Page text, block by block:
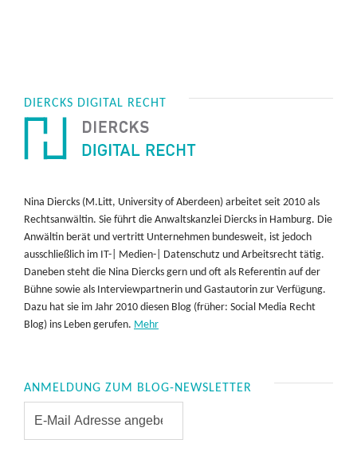
DIERCKS DIGITAL RECHT
Nina Diercks (M.Litt, University of Aberdeen) arbeitet seit 2010 als
Rechtsanwältin. Sie führt die Anwaltskanzlei Diercks in Hamburg. Die
Anwältin berät und vertritt Unternehmen bundesweit, ist jedoch
ausschließlich im IT-| Medien-| Datenschutz und Arbeitsrecht tätig.
Daneben steht die Nina Diercks gern und oft als Referentin auf der
Bühne sowie als Interviewpartnerin und Gastautorin zur Verfügung.
Dazu hat sie im Jahr 2010 diesen Blog (früher: Social Media Recht
Blog) ins Leben gerufen. Mehr
ANMELDUNG ZUM BLOG-NEWSLETTER